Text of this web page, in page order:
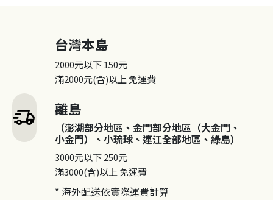
delivery_truck_speed
台灣本島
2000元以下150元
滿2000元(含)以上免運費
離島
（澎湖部分地區、金門部分地區（大金門、
小金門）、小琉球、連江全部地區、綠島）
3000元以下250元
滿3000(含)以上免運費
* 海外配送依實際運費計算